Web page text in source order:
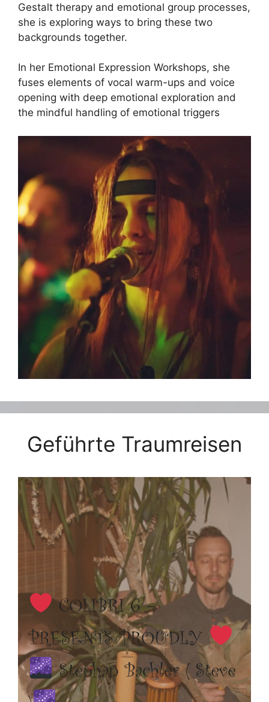
Gestalt therapy and emotional group processes,
she is exploring ways to bring these two
backgrounds together.
In her Emotional Expression Workshops, she
fuses elements of vocal warm-ups and voice
opening with deep emotional exploration and
the mindful handling of emotional triggers
Geführte Traumreisen
COLIBRI 6 –
PRESENTS PROUDLY
Stephan Bachler ( Steve